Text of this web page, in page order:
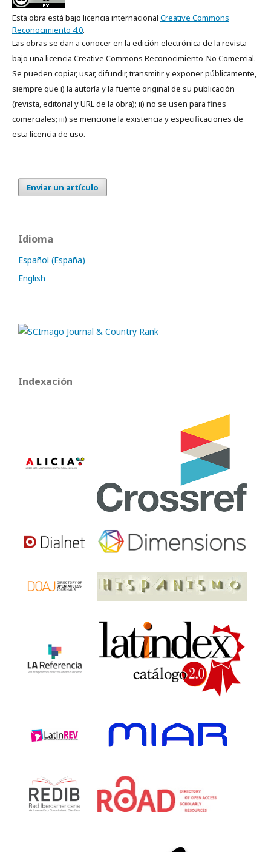
Esta obra está bajo licencia internacional Creative Commons
Reconocimiento 4.0.
Las obras se dan a conocer en la edición electrónica de la revista
bajo una licencia Creative Commons Reconocimiento-No Comercial.
Se pueden copiar, usar, difundir, transmitir y exponer públicamente,
siempre que i) la autoría y la fuente original de su publicación
(revista, editorial y URL de la obra); ii) no se usen para fines
comerciales; iii) se mencione la existencia y especificaciones de
esta licencia de uso.
Enviar un artículo
Idioma
Español (España)
English
Indexación